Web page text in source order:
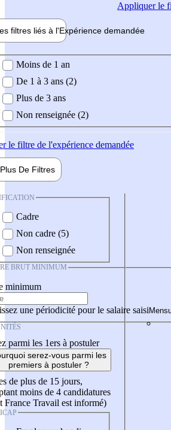
Appliquerle
filtres liés à l'Expérience demandée
demandée
Moins de 1 an
De 1 à 3 ans (2)
Plus de 3 ans
Non renseignée (2)
le filtre de l'expérience demandée
Plus De Filtres
Cadre
Non cadre (5)
Non renseignée
BRUT MINIMUM
minimum
une périodicité pour le salaire saisi
parmi les 1ers à postuler
serez-vous parmi les
premiers à postuler ?
de plus de 15 jours,
moins de 4 candidatures
France Travail est informé)